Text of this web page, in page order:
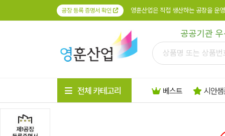
공장 등록 증명서 확인 영훈산업은 직접 생산하는 공장을 운
공공기관
전체 카테고리 베스트 시안